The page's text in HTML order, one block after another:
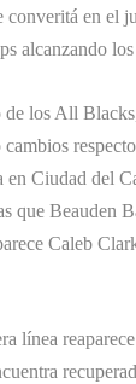
converitá en el
alcanzando
de los All
en Ciudad del
que Beauden
Caleb
línea